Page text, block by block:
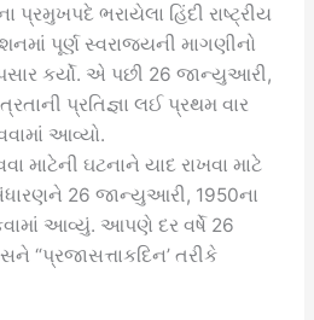
પ્રમુખપદે ભરાયેલા હિંદી રાષ્ટ્રીય
પૂર્ણ સ્વરાજ્યની માગણીનો
કર્યો. એ પછી 26 જાન્યુઆરી,
પ્રતિજ્ઞા લઈ પ્રથમ વાર
આવ્યો.
માટેની ઘટનાને યાદ રાખવા માટે
26 જાન્યુઆરી, 1950ના
આવ્યું. આપણે દર વર્ષે 26
“પ્રજાસત્તાકદિન’ તરીકે